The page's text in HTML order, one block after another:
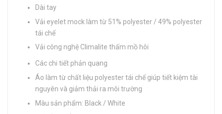
Dài tay
Vải eyelet mock làm từ 51% polyester / 49% polyester
tái chế
Vải công nghệ Climalite thấm mồ hôi
Các chi tiết phản quang
Áo làm từ chất liệu polyester tái chế giúp tiết kiệm tài
nguyên và giảm thải ra môi trường
Màu sản phẩm: Black / White